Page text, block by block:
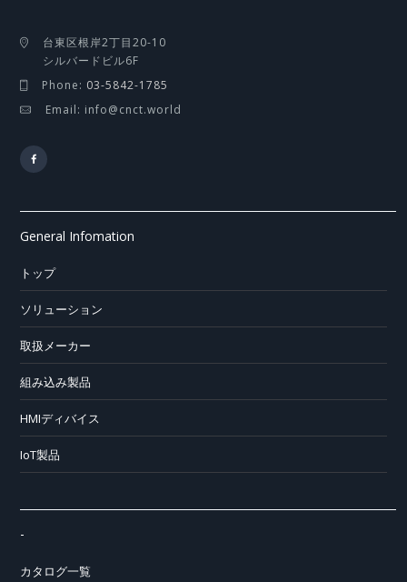
台東区根岸2丁目20-10
シルバードビル6F
Phone: 03-5842-1785
Email: info@cnct.world
General Infomation
トップ
ソリューション
取扱メーカー
組み込み製品
HMIディバイス
IoT製品
-
カタログ一覧